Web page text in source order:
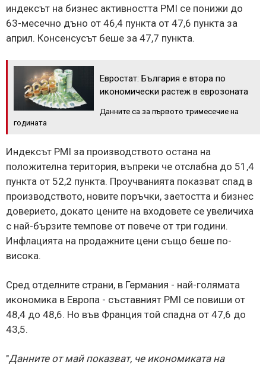
индексът на бизнес активността PMI се понижи до
63-месечно дъно от 46,4 пункта от 47,6 пункта за
април. Консенсусът беше за 47,7 пункта.
Евростат: България е втора по
икономически растеж в еврозоната
Данните са за първото тримесечие на
годината
Индексът PMI за производството остана на
положителна територия, въпреки че отслабна до 51,4
пункта от 52,2 пункта. Проучванията показват спад в
производството, новите поръчки, заетостта и бизнес
доверието, докато цените на входовете се увеличиха
с най-бързите темпове от повече от три години.
Инфлацията на продажните цени също беше по-
висока.
Сред отделните страни, в Германия - най-голямата
икономика в Европа - съставният PMI се повиши от
48,4 до 48,6. Но във Франция той спадна от 47,6 до
43,5.
"Данните от май показват, че икономиката на